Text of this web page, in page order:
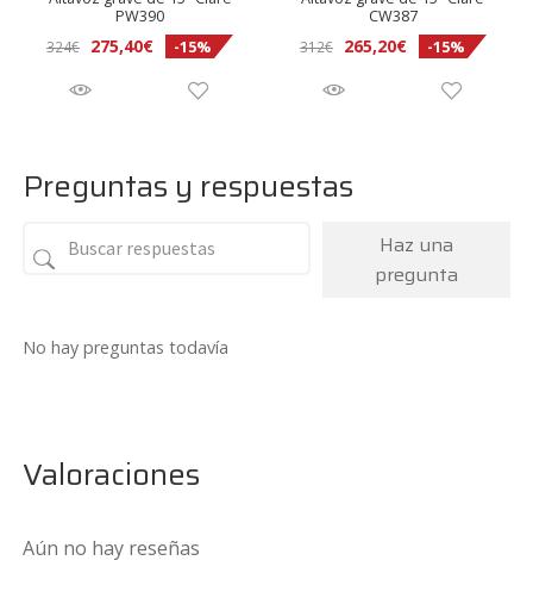
PW390
324€
El
original
275,40€El
actual
-15%
CW387
312€
El
original
265,20€El
actual
-15%
Preguntas y respuestas
Haz una
pregunta
No hay preguntas todavía
Valoraciones
Aún no hay reseñas